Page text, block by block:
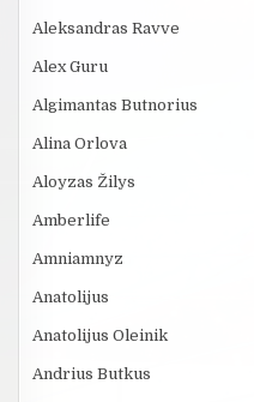
Aleksandras Ravve
Alex Guru
Algimantas Butnorius
Alina Orlova
Aloyzas Žilys
Amberlife
Amniamnyz
Anatolijus
Anatolijus Oleinik
Andrius Butkus